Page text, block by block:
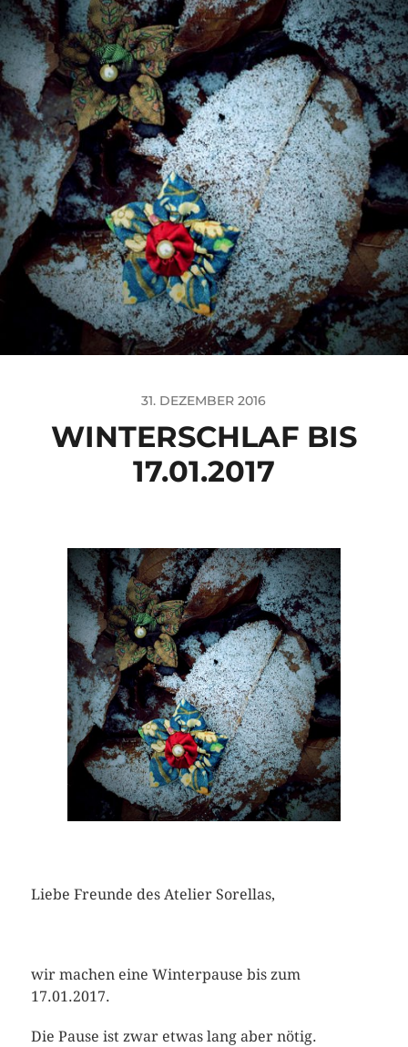
31. DEZEMBER 2016
WINTERSCHLAF BIS
17.01.2017
Liebe Freunde des Atelier Sorellas,
wir machen eine Winterpause bis zum
17.01.2017.
Die Pause ist zwar etwas lang aber nötig.